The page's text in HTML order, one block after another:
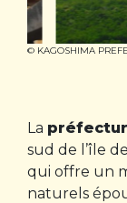
© KAGOSHIMA
La
sud de l’île
qui offre un
naturels